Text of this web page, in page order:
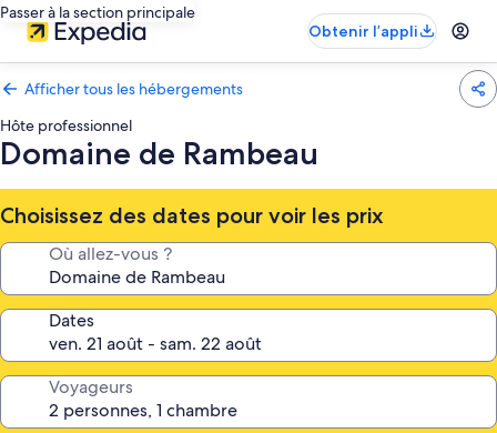
Passer à la section principale
Obtenir l’appli
Afficher tous les hébergements
Hôte professionnel
Domaine de Rambeau
Choisissez des dates pour voir les prix
Où allez-vous ?
Dates
Voyageurs